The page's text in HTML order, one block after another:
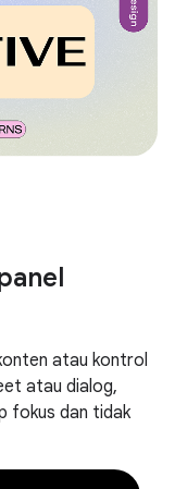
atau kontrol
atau dialog,
fokus dan tidak